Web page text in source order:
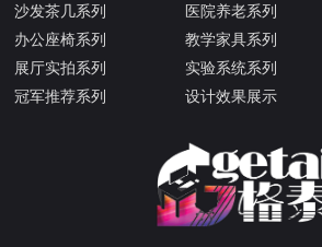
沙发茶几系列
办公座椅系列
展厅实拍系列
冠军推荐系列
医院养老系列
教学家具系列
实验系统系列
设计效果展示